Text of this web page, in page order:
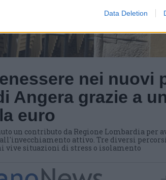
Data Deletion
nei nuovi
Angera grazie a
euro
un contributo da Regione Lombardia per
attivo. Tre diversi
vive situazioni di stress o isolamento